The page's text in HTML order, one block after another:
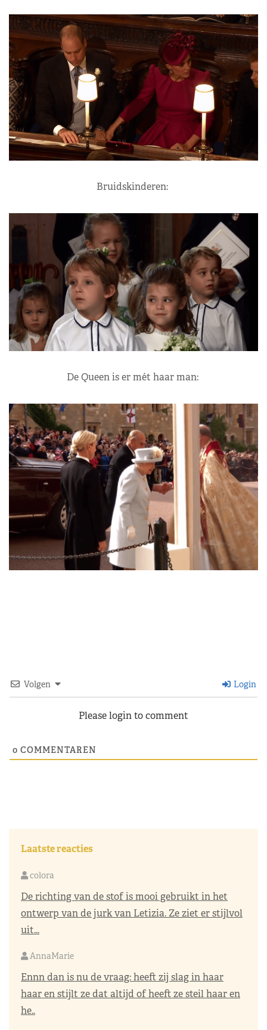
Bruidskinderen:
De Queen is er mét haar man:
Volgen Login
Please login to comment
0 COMMENTAREN
Laatste reacties
colora
De richting van de stof is mooi gebruikt in het
ontwerp van de jurk van Letizia. Ze ziet er stijlvol
uit...
AnnaMarie
Ennn dan is nu de vraag: heeft zij slag in haar
haar en stijlt ze dat altijd of heeft ze steil haar en
he..